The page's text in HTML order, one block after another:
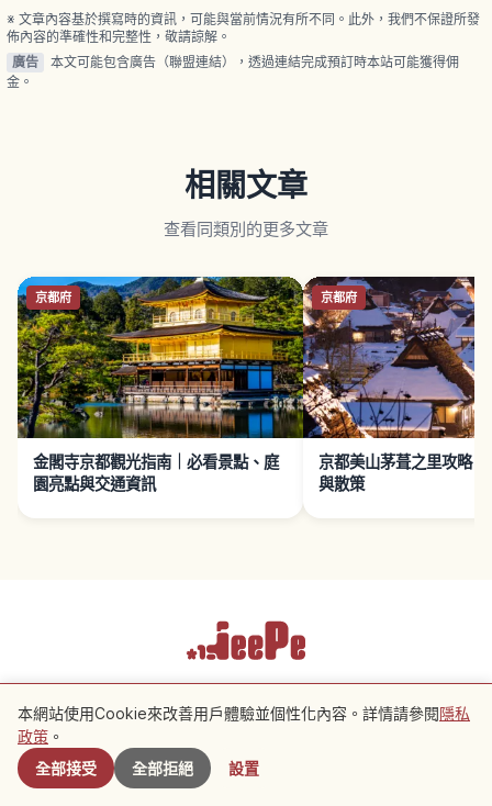
不同時代石垣工法共存。
※ 文章內容基於撰寫時的資訊，可能與當前情況有所不同。此外，我們不保證所發
佈內容的準確性和完整性，敬請諒解。
廣告
本文可能包含廣告（聯盟連結），透過連結完成預訂時本站可能獲得佣
金。
相關文章
查看同類別的更多文章
京都府
金閣寺京都觀光指南｜必看景點、庭
園亮點與交通資訊
京都府
京都美山茅葺之里攻略
與散策
附近景點
Copyright © 2026 JeePe Inc. All rights reserved.
本網站使用Cookie來改善用戶體驗並個性化內容。詳情請參閱隱私
政策 。
全部接受
全部拒絕 設置